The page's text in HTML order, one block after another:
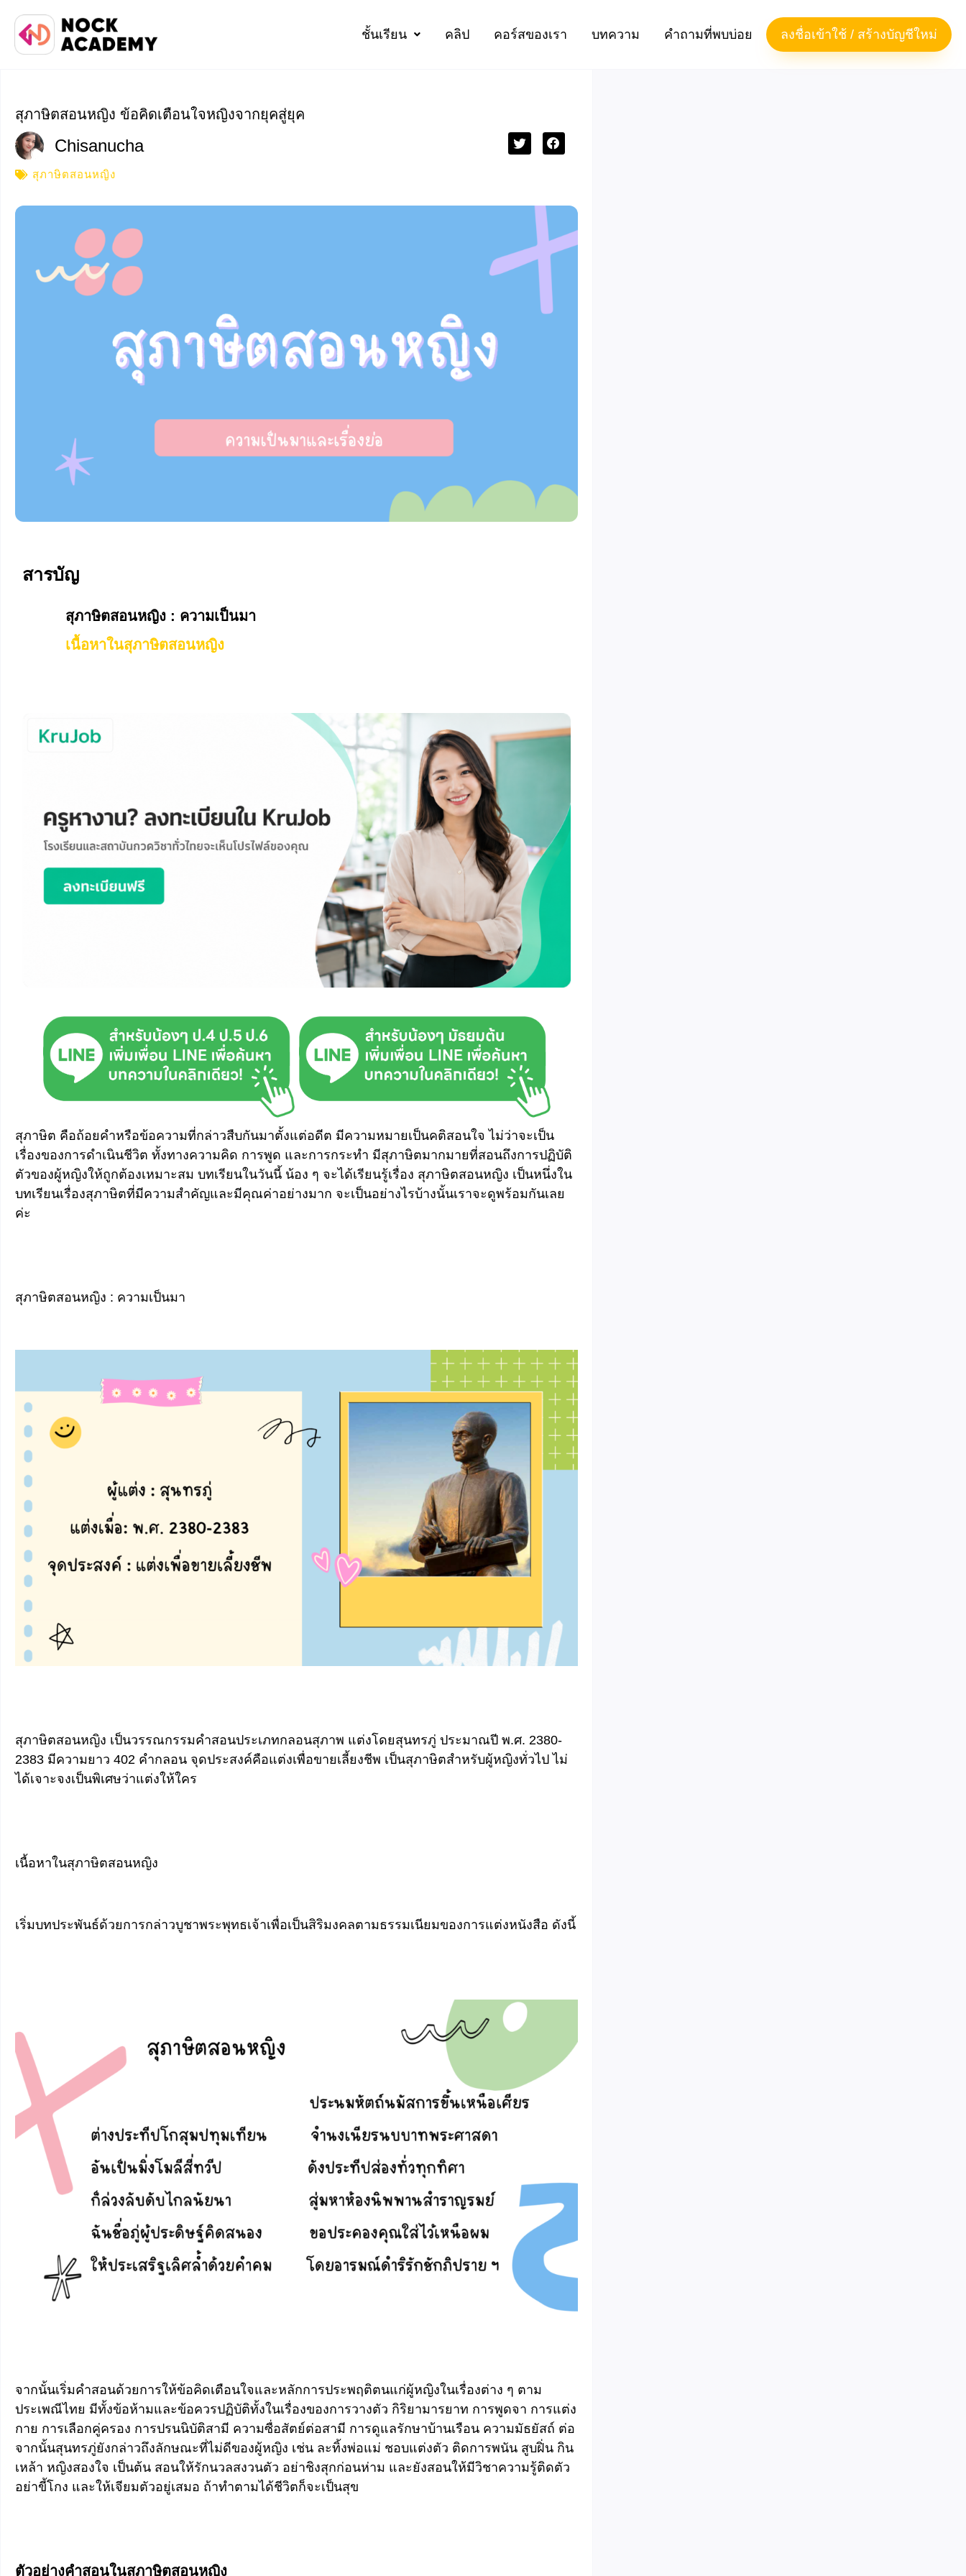
ชั้นเรียน คลิป คอร์สของเรา บทความ คำถามที่พบบ่อย ลงชื่อเข้าใช้ / สร้างบัญชีใหม่
สุภาษิตสอนหญิง ข้อคิดเตือนใจหญิงจากยุคสู่ยุค
Chisanucha
สุภาษิตสอนหญิง
สารบัญ
สุภาษิตสอนหญิง : ความเป็นมา
เนื้อหาในสุภาษิตสอนหญิง
สุภาษิต คือถ้อยคำหรือข้อความที่กล่าวสืบกันมาตั้งแต่อดีต มีความหมายเป็นคติสอนใจ ไม่ว่าจะเป็น
เรื่องของการดำเนินชีวิต ทั้งทางความคิด การพูด และการกระทำ มีสุภาษิตมากมายที่สอนถึงการปฏิบัติ
ตัวของผู้หญิงให้ถูกต้องเหมาะสม บทเรียนในวันนี้ น้อง ๆ จะได้เรียนรู้เรื่อง สุภาษิตสอนหญิง เป็นหนึ่งใน
บทเรียนเรื่องสุภาษิตที่มีความสำคัญและมีคุณค่าอย่างมาก จะเป็นอย่างไรบ้างนั้นเราจะดูพร้อมกันเลย
ค่ะ
สุภาษิตสอนหญิง : ความเป็นมา
สุภาษิตสอนหญิง เป็นวรรณกรรมคำสอนประเภทกลอนสุภาพ แต่งโดยสุนทรภู่ ประมาณปี พ.ศ. 2380-
2383 มีความยาว 402 คำกลอน จุดประสงค์คือแต่งเพื่อขายเลี้ยงชีพ เป็นสุภาษิตสำหรับผู้หญิงทั่วไป ไม่
ได้เจาะจงเป็นพิเศษว่าแต่งให้ใคร
เนื้อหาในสุภาษิตสอนหญิง
เริ่มบทประพันธ์ด้วยการกล่าวบูชาพระพุทธเจ้าเพื่อเป็นสิริมงคลตามธรรมเนียมของการแต่งหนังสือ ดังนี้
จากนั้นเริ่มคำสอนด้วยการให้ข้อคิดเตือนใจและหลักการประพฤติตนแก่ผู้หญิงในเรื่องต่าง ๆ ตาม
ประเพณีไทย มีทั้งข้อห้ามและข้อควรปฏิบัติทั้งในเรื่องของการวางตัว กิริยามารยาท การพูดจา การแต่ง
กาย การเลือกคู่ครอง การปรนนิบัติสามี ความซื่อสัตย์ต่อสามี การดูแลรักษาบ้านเรือน ความมัธยัสถ์ ต่อ
จากนั้นสุนทรภู่ยังกล่าวถึงลักษณะที่ไม่ดีของผู้หญิง เช่น ละทิ้งพ่อแม่ ชอบแต่งตัว ติดการพนัน สูบฝิ่น กิน
เหล้า หญิงสองใจ เป็นต้น สอนให้รักนวลสงวนตัว อย่าชิงสุกก่อนห่าม และยังสอนให้มีวิชาความรู้ติดตัว
อย่าขี้โกง และให้เจียมตัวอยู่เสมอ ถ้าทำตามได้ชีวิตก็จะเป็นสุข
ตัวอย่างคำสอนในสุภาษิตสอนหญิง